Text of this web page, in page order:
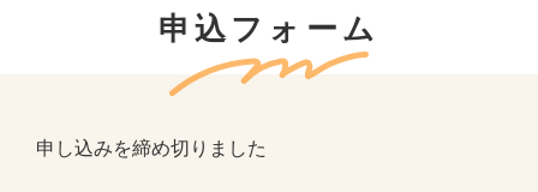
申込フォーム
申し込みを締め切りました